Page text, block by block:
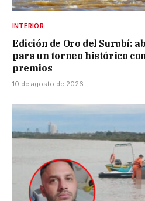
INTERIOR
Edición de Oro del Surubí:
para un torneo histórico
premios
10 de agosto de 2026